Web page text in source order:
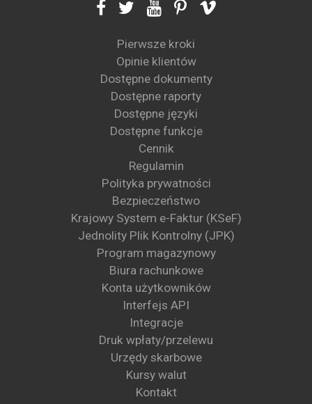
Pierwsze kroki
Opinie klientów
Dostępne dokumenty
Dostępne raporty
Dostępne języki
Dostępne funkcje
Cennik
Regulamin
Polityka prywatności
Bezpieczeństwo
Krajowy System e-Faktur (KSeF)
Jednolity Plik Kontrolny (JPK)
Program magazynowy
Biura rachunkowe
Konta użytkowników
Interfejs API
Integracje
Druk wpłaty/przelewu
Urzędy skarbowe
Kursy walut
Kontakt